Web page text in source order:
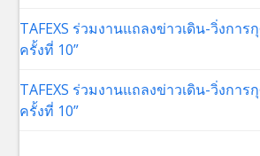
TAFEXS ร่วมงานแถลงข่าวเดิน-วิ่งการ
ครั้งที่ 10”
TAFEXS ร่วมงานแถลงข่าวเดิน-วิ่งการ
ครั้งที่ 10”